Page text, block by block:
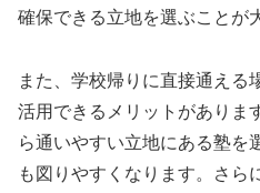
確保できる立地を選ぶことが
また、学校帰りに直接通える
活用できるメリットがありま
ら通いやすい立地にある塾を
も図りやすくなります。さら